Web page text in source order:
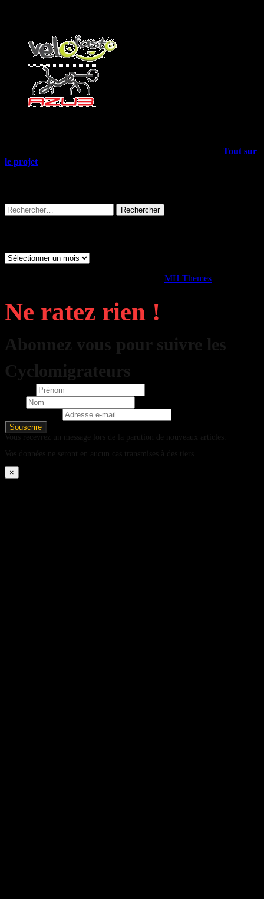
Tout sur
le projet
Rechercher :
Archives
MH Themes
Ne ratez rien !
Abonnez vous pour suivre les
Cyclomigrateurs
Vous recevrez un message lors de la parution de nouveaux articles.
Vos données ne seront en aucun cas transmises à des tiers.
×